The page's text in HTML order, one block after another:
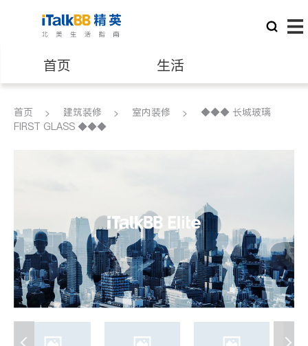
首页 生活
医生 律师
建筑装修
首页 建筑装修 室内装修
◆◆◆ 长城玻璃
FIRST GLASS ◆◆◆